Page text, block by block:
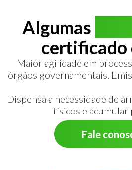
Algumas
certificado
Maior agilidade em
órgãos governamentais.
Dispensa a necessidade de
físicos e acumular
Fale